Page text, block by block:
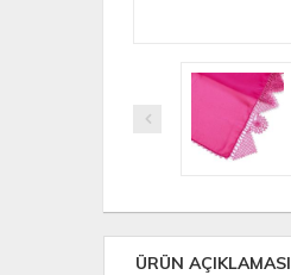
ÜRÜN AÇIKLAMASI